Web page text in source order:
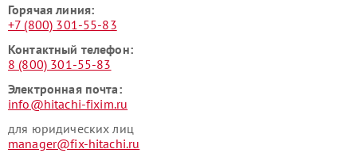
Горячая линия:
+7 (800) 301-55-83
Контактный телефон:
8 (800) 301-55-83
Электронная почта:
info@hitachi-fixim.ru
для юридических лиц
manager@fix-hitachi.ru